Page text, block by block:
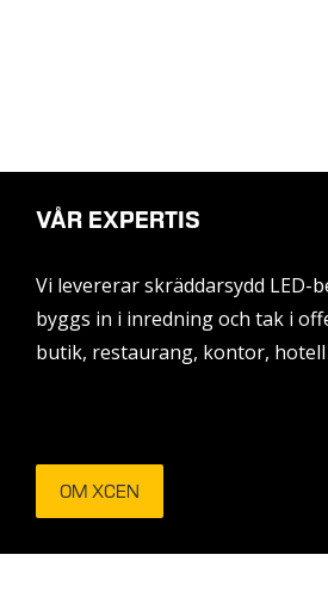
VÅR EXPERTIS
Vi levererar skräddarsydd LED-
byggs in i inredning och tak i
butik, restaurang, kontor, hotell
OM XCEN